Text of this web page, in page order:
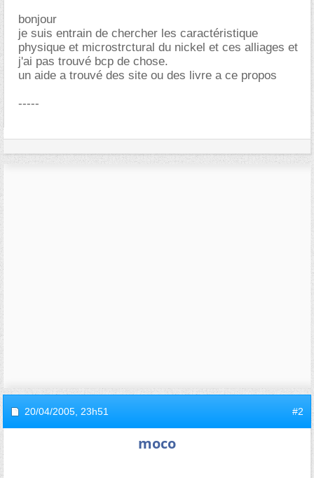
bonjour
je suis entrain de chercher les caractéristique
physique et microstrctural du nickel et ces alliages et
j'ai pas trouvé bcp de chose.
un aide a trouvé des site ou des livre a ce propos
-----
20/04/2005, 23h51 #2
moco